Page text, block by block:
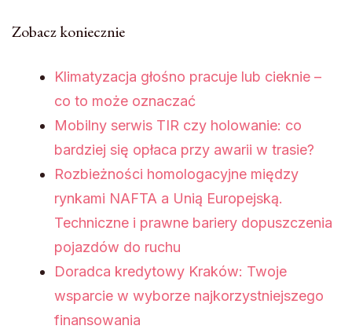
Zobacz koniecznie
Klimatyzacja głośno pracuje lub cieknie –
co to może oznaczać
Mobilny serwis TIR czy holowanie: co
bardziej się opłaca przy awarii w trasie?
Rozbieżności homologacyjne między
rynkami NAFTA a Unią Europejską.
Techniczne i prawne bariery dopuszczenia
pojazdów do ruchu
Doradca kredytowy Kraków: Twoje
wsparcie w wyborze najkorzystniejszego
finansowania